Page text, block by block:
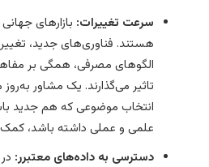
سرعت تغییرات:بازارهای جهانی
هستند. فناوری‌های جدید، تغییرات
الگوهای مصرفی، همگی بر مفاهیم و
تاثیر می‌گذارند. یک مشاور به‌روز
انتخاب موضوعی که هم جدید باشد
علمی و عملی داشته باشد، کمک کند.
دسترسی به داده‌های معتبرر:در